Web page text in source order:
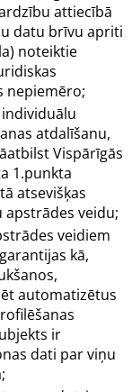
attiecībā
datu brīvu apriti
noteiktie
nepiemēro;
atdalīšanu,
Vispārīgās
1.punkta
atsevišķas
veidu;
veidiem
kā,
automatizētus
ir
dati par viņu